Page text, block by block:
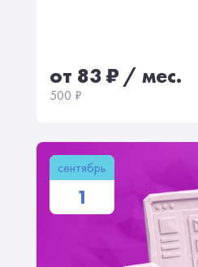
от 83₽/ мес.
500 ₽
сентябрь
1